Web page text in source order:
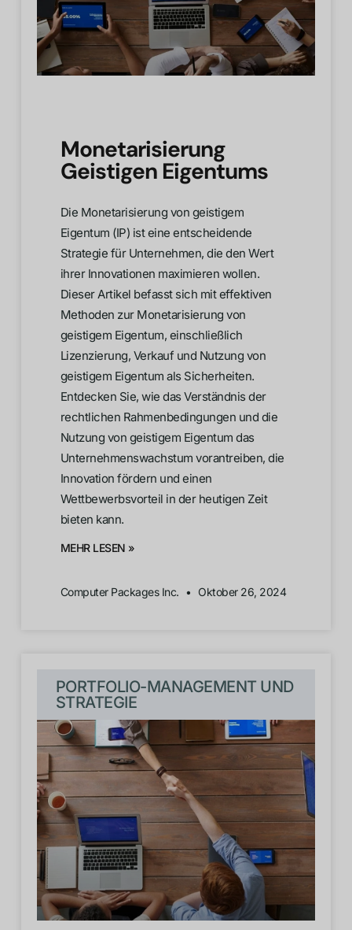
Monetarisierung
Geistigen Eigentums
Die Monetarisierung von geistigem
Eigentum (IP) ist eine entscheidende
Strategie für Unternehmen, die den Wert
ihrer Innovationen maximieren wollen.
Dieser Artikel befasst sich mit effektiven
Methoden zur Monetarisierung von
geistigem Eigentum, einschließlich
Lizenzierung, Verkauf und Nutzung von
geistigem Eigentum als Sicherheiten.
Entdecken Sie, wie das Verständnis der
rechtlichen Rahmenbedingungen und die
Nutzung von geistigem Eigentum das
Unternehmenswachstum vorantreiben, die
Innovation fördern und einen
Wettbewerbsvorteil in der heutigen Zeit
bieten kann.
MEHR LESEN »
Computer Packages Inc. Oktober 26, 2024
PORTFOLIO-MANAGEMENT UND
STRATEGIE